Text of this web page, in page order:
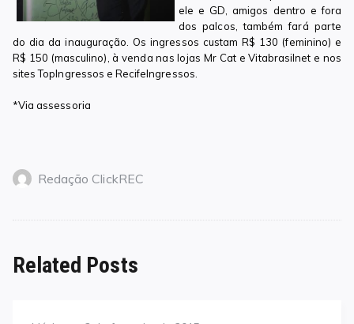
ele e GD, amigos dentro e fora
dos palcos, também fará parte
do dia da inauguração. Os ingressos custam R$ 130 (feminino) e
R$ 150 (masculino), à venda nas lojas Mr Cat e Vitabrasilnet e nos
sites TopIngressos e RecifeIngressos.
*Via assessoria
Redação ClickREC
Related Posts